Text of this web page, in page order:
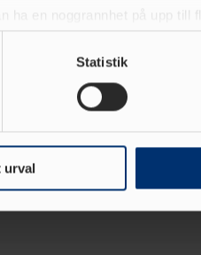
ha en noggrannhet på upp till
ställ in dina preferenser i
sådana identifierare och
med. Dessa kan i
samlat in när du har
Statistik
urval